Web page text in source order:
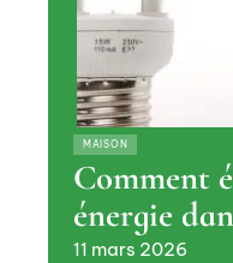
MAISON
Comment
énergie
11 mars 2026